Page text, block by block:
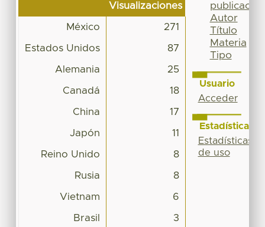
Visualizaciones
México 271
Estados Unidos 87
Alemania 25
Canadá 18
China 17
Japón 11
Reino Unido 8
Rusia 8
Vietnam 6
Brasil 3
publicación
Autor
Título
Materia
Tipo
Usuario
Acceder
Estadísticas
Estadísticas
de uso